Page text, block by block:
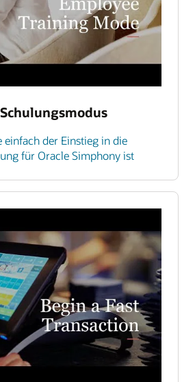
einfach der Einstieg in die
für Oracle Simphony ist